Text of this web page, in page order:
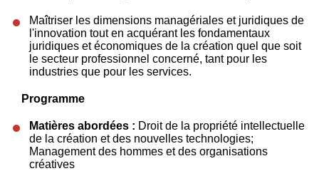
​Maîtriser les dimensions managériales et juridiques de
l'innovation tout en acquérant les fondamentaux
juridiques et économiques de la création quel que soit
le secteur professionnel concerné, tant pour les
industries que pour les services.
Programme
Matières abordées : Droit de la propriété intellectuelle
de la création et des nouvelles technologies;
Management des hommes et des organisations
créatives